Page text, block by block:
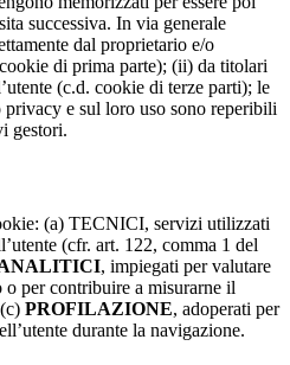
successiva. In via generale
dal proprietario e/o
di prima parte); (ii) da titolari
(c.d. cookie di terze parti); le
e sul loro uso sono reperibili
gestori.
(a) TECNICI, servizi utilizzati
(cfr. art. 122, comma 1 del
, impiegati per valutare
per contribuire a misurarne il
PROFILAZIONE, adoperati per
durante la navigazione.